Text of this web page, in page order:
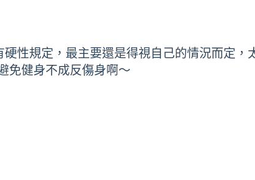
性規定，最主要還是得視自己的情況而定，
免健身不成反傷身啊～